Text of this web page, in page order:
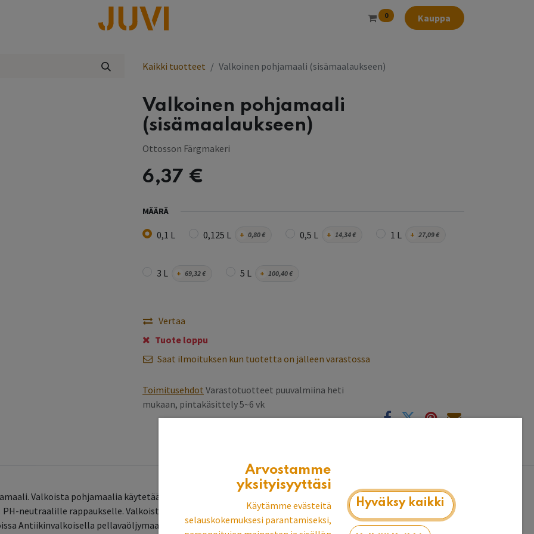
0 Kauppa
Kaikki tuotteet Valkoinen pohjamaali (sisämaalaukseen)
Valkoinen pohjamaali
(sisämaalaukseen)
Ottosson Färgmakeri
6,37 €
MÄÄRÄ
0,1 L 0,125 L + 0,80€ 0,5 L + 14,34€ 1 L + 27,09€
3 L + 69,32€ 5 L + 100,40€
Vertaa
Tuote loppu
Saat ilmoituksen kun tuotetta on jälleen varastossa
Toimitusehdot Varastotuotteet puuvalmiina heti
mukaan, pintakäsittely 5~6 vk
Valkoista pohjamaalia käytetään pohjamaalina sisämaalauksessa käsittelemättömille imukykyisille
neutraalille rappaukselle. Valkoista pohjamaalia käytetään myös 50 % osakomponenttina
Antiikinvalkoisella pellavaöljymaalilla.
Arvostamme
yksityisyyttäsi
Käytämme evästeitä
selauskokemuksesi parantamiseksi,
Hyväksy kaikki